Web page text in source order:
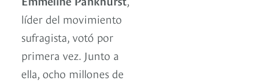
líder del movimiento
sufragista, votó por
primera vez. Junto a
ella, ocho millones de